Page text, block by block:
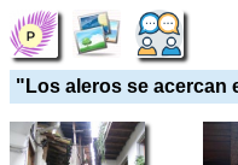
"Los aleros se acercan